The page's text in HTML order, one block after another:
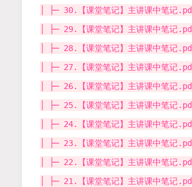
│ ├─ 30.【课堂笔记】主讲课中笔记
│ ├─ 29.【课堂笔记】主讲课中笔记
│ ├─ 28.【课堂笔记】主讲课中笔记
│ ├─ 27.【课堂笔记】主讲课中笔记
│ ├─ 26.【课堂笔记】主讲课中笔记
│ ├─ 25.【课堂笔记】主讲课中笔记
│ ├─ 24.【课堂笔记】主讲课中笔记
│ ├─ 23.【课堂笔记】主讲课中笔记
│ ├─ 22.【课堂笔记】主讲课中笔记
│ ├─ 21.【课堂笔记】主讲课中笔记